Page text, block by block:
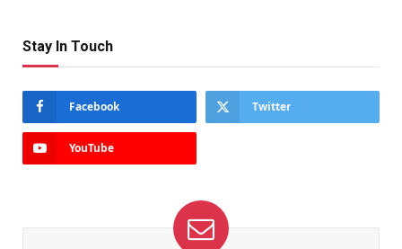
Stay In Touch
Facebook Twitter
YouTube